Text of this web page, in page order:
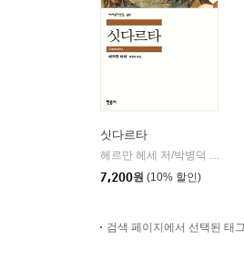
싯다르타
헤르만 헤세 저/박병덕 역
7,200원 (10% 할인)
검색 페이지에서 선택된 태